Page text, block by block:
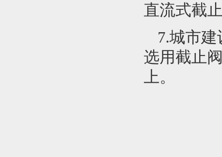
直流式截
7.城市
选用截止
上。